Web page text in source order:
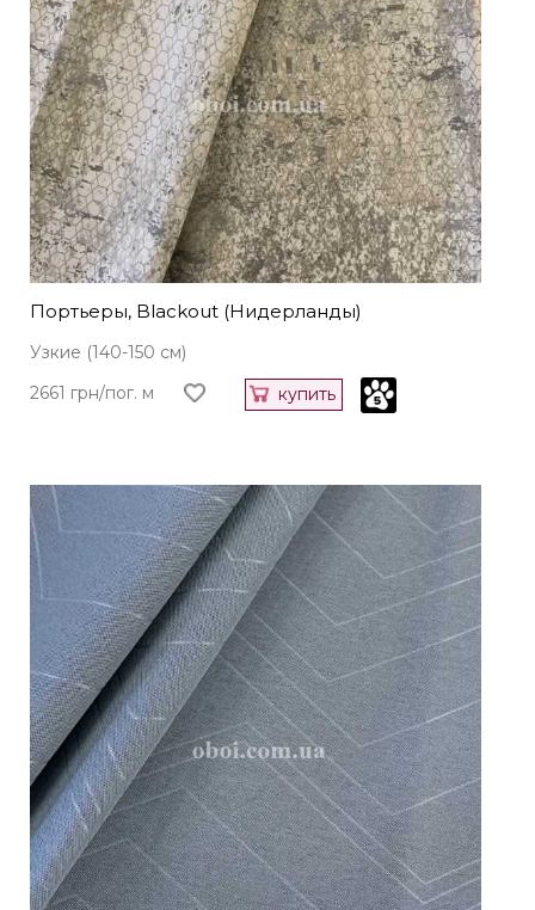
Портьеры, Blackout (Нидерланды)
Узкие (140-150 см)
2661 грн/пог. м
купить